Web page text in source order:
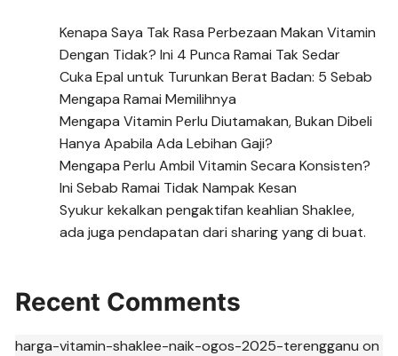
Kenapa Saya Tak Rasa Perbezaan Makan Vitamin
Dengan Tidak? Ini 4 Punca Ramai Tak Sedar
Cuka Epal untuk Turunkan Berat Badan: 5 Sebab
Mengapa Ramai Memilihnya
Mengapa Vitamin Perlu Diutamakan, Bukan Dibeli
Hanya Apabila Ada Lebihan Gaji?
Mengapa Perlu Ambil Vitamin Secara Konsisten?
Ini Sebab Ramai Tidak Nampak Kesan
Syukur kekalkan pengaktifan keahlian Shaklee,
ada juga pendapatan dari sharing yang di buat.
Recent Comments
harga-vitamin-shaklee-naik-ogos-2025-terengganu on